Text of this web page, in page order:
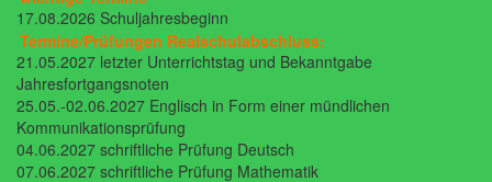
17.08.2026 Schuljahresbeginn
Termine/Prüfungen Realschulabschluss:
21.05.2027 letzter Unterrichtstag und Bekanntgabe
Jahresfortgangsnoten
25.05.-02.06.2027 Englisch in Form einer mündlichen
Kommunikationsprüfung
04.06.2027 schriftliche Prüfung Deutsch
07.06.2027 schriftliche Prüfung Mathematik